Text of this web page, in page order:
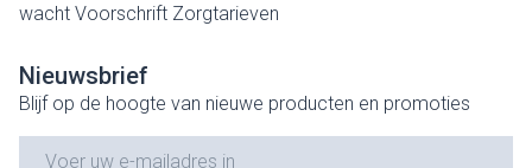
wacht Voorschrift Zorgtarieven
Nieuwsbrief
Blijf op de hoogte van nieuwe producten en promoties